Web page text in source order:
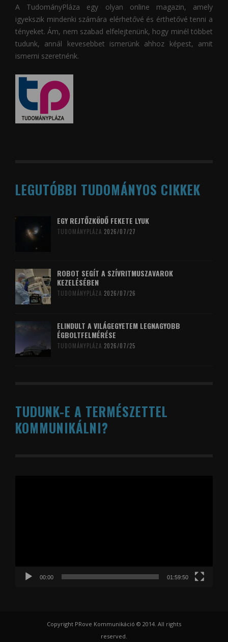
A TudományPláza egy olyan online magazin, amely
igyekszik mindenki számára elérhetővé és érthetővé tenni a
tényeket. Ám, nem szabad elfelejtenünk, hogy minél többet
tudunk, annál kevesebbet ismerünk ahhoz képest, amit
ismerni szeretnénk.
LEGUTÓBBI TUDOMÁNYOS CIKKEK
EGY REJTŐZKÖDŐ FEKETE LYUK
TUDOMÁNYPLÁZA 2026/07/27
ROBOT SEGÍT A SZÍVRITMUSZAVAROK
KEZELÉSÉBEN
TUDOMÁNYPLÁZA 2026/07/26
ELINDULT A VILÁGEGYETEM LEGNAGYOBB
ÉGBOLTFELMÉRÉSE
TUDOMÁNYPLÁZA 2026/07/25
TUDUNK-E A TERMÉSZETTEL
KOMMUNIKÁLNI?
00:00 01:59:50
Copyright PRove Kommunikáció © 2014. All rights
reserved.